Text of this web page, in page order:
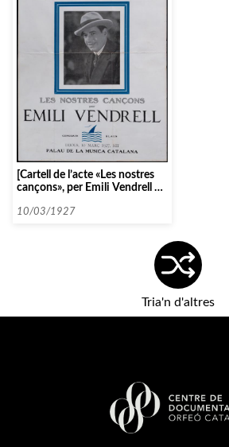
[Cartell de l’acte «Les nostres
cançons», per Emili Vendrell al
1927]
10/03/1927
Tria'n d'altres